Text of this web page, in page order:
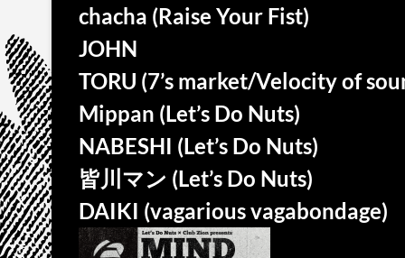
chacha (Raise Your Fist)
JOHN
TORU (7’s market/Velocity of
Mippan (Let’s Do Nuts)
NABESHI (Let’s Do Nuts)
皆川マン (Let’s Do Nuts)
DAIKI (vagarious vagabondage)